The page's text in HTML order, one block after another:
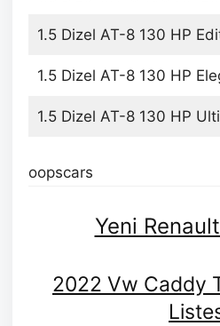
1.5 Dizel AT-8 130 HP
1.5 Dizel AT-8 130 HP
1.5 Dizel AT-8 130 HP
oopscars
Yeni
2022 Vw Caddy